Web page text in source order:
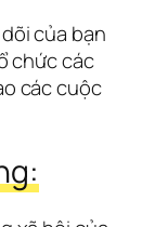
của bạn
chức các
các cuộc